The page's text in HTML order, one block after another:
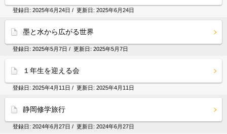
登録日: 2025年6月24日 / 更新日: 2025年6月24日
墨と水から広がる世界
登録日: 2025年5月7日 / 更新日: 2025年5月7日
１年生を迎える会
登録日: 2025年4月11日 / 更新日: 2025年4月11日
静岡修学旅行
登録日: 2024年6月27日 / 更新日: 2024年6月27日